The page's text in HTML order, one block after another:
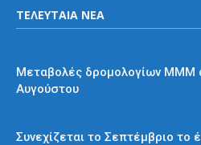
ΤΕΛΕΥΤΑΙΑ ΝΕΑ
Μεταβολές δρομολογίων ΜΜΜ
Αυγούστου
Συνεχίζεται το Σεπτέμβριο το